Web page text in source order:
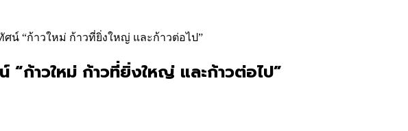
ศน์ “ก้าวใหม่ ก้าวที่ยิ่งใหญ่ และก้าวต่อไป”
“ก้าวใหม่ ก้าวที่ยิ่งใหญ่ และก้าวต่อไป”